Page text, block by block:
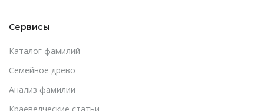
Сервисы
Каталог фамилий
Cемейное древо
Анализ фамилии
Краеведческие статьи